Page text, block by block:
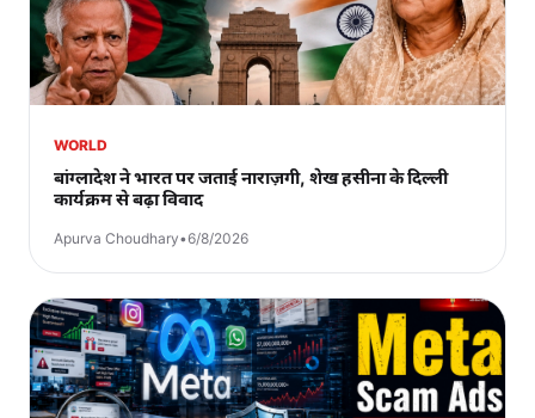
WORLD
बांग्लादेश ने भारत पर जताई नाराज़गी, शेख हसीना के दिल्ली
कार्यक्रम से बढ़ा विवाद
Apurva Choudhary•6/8/2026